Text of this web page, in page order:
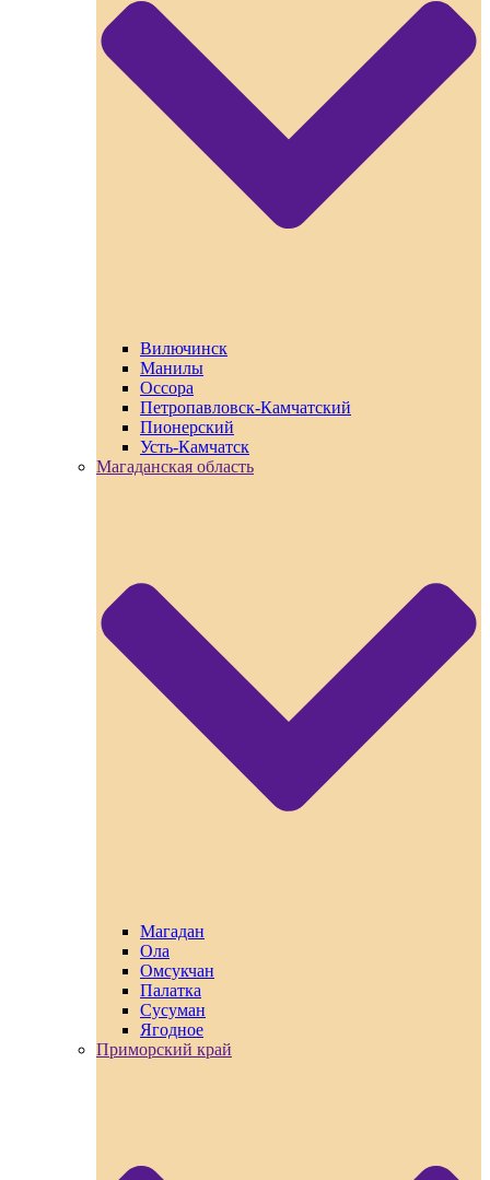
Вилючинск
Манилы
Оссора
Петропавловск-Камчатский
Пионерский
Усть-Камчатск
Магаданская область
Магадан
Ола
Омсукчан
Палатка
Сусуман
Ягодное
Приморский край